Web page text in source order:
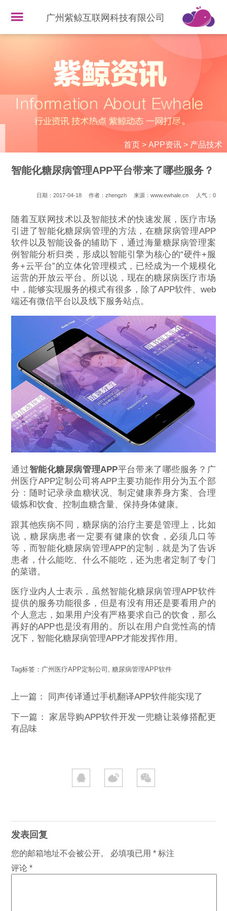
广州紫鲸互联网科技有限公司
首页> APP资讯> 产品技术
智能化糖尿病管理APP平台带来了哪些服务？
日期：2017-04-18 作者：zhengzh 来源：www.ewhale.cn 人气： 0
随着互联网技术以及智能技术的快速发展，医疗市场
引进了智能化糖尿病管理的方法，在糖尿病管理APP
软件以及智能设备的辅助下，通过海量糖尿病管理案
例智能分析归类，形成以智能引擎为核心的“硬件+服
务+云平台”的立体化管理模式，已经成为一个规模化
运营的开放云平台。所以说，现在的糖尿病医疗市场
中，能够实现服务的模式有很多，除了APP软件、web
端还有微信平台以及线下服务站点。
通过智能化糖尿病管理APP平台带来了哪些服务？广
州医疗APP定制公司将APP主要功能作用分为五个部
分：随时记录录血糖状况、制定健康养身方案、合理
锻炼和饮食、控制血糖含量、保持身体健康。
跟其他疾病不同，糖尿病的治疗主要是管理上，比如
说，糖尿病患者一定要有健康的饮食，必须几口等
等，而智能化糖尿病管理APP的定制，就是为了告诉
患者，什么能吃、什么不能吃，还为患者定制了专门
的菜谱。
医疗业内人士表示，虽然智能化糖尿病管理APP软件
提供的服务功能很多，但是有没有用还是要看用户的
个人意志，如果用户没有严格要求自己的饮食，那么
再好的APP也是没有用的。所以在用户自觉性高的情
况下，智能化糖尿病管理APP才能发挥作用。
Tag标签： 广州医疗APP定制公司 ,糖尿病管理APP软件
上一篇： 同声传译通过手机翻译APP软件能实现了
下一篇： 家居导购APP软件开发一兜糖让装修搭配更
有品味
发表回复
您的邮箱地址不会被公开。 必填项已用* 标注
评论*